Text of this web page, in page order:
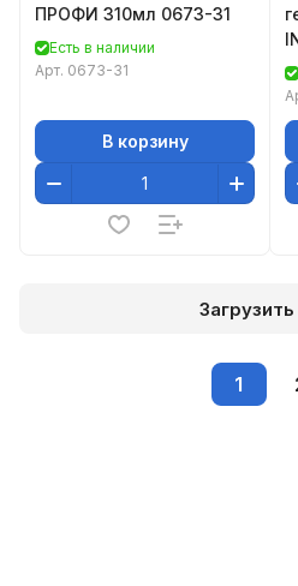
ПРОФИ 310мл 0673-31
Есть в наличии
Арт. 0673-31
В корзину
1